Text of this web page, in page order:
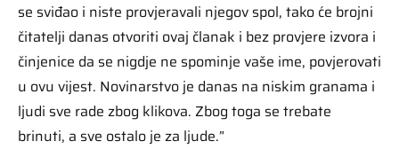
se sviđao i niste provjeravali njegov spol, tako će brojni
čitatelji danas otvoriti ovaj članak i bez provjere izvora i
činjenice da se nigdje ne spominje vaše ime, povjerovati
u ovu vijest. Novinarstvo je danas na niskim granama i
ljudi sve rade zbog klikova. Zbog toga se trebate
brinuti, a sve ostalo je za ljude.”